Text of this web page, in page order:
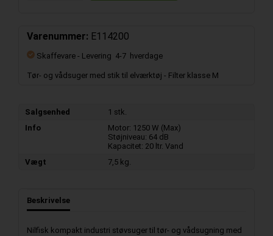
Varenummer: E114200
Skaffevare- Levering 4-7 hverdage
Tør- og vådsuger med stik til elværktøj - Filter klasse M
Salgsenhed
1 stk.
Info
Motor: 1250 W (Max)
Støjniveau: 64 dB
Kapacitet: 20 ltr. Vand
Vægt
7,5 kg.
Beskrivelse
Nilfisk kompakt industri støvsuger til tør- og vådsugning med